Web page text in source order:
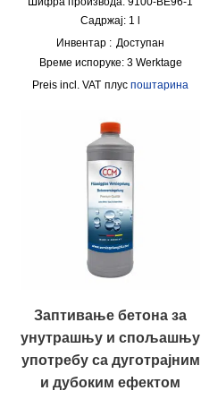
Садржај: 1
Инвентар : Доступан
Време испоруке: 3 Werktage
incl. VAT плус поштарина
Заптивање бетона за
унутрашњу и спољашњу
употребу са дуготрајним
и дубоким ефектом